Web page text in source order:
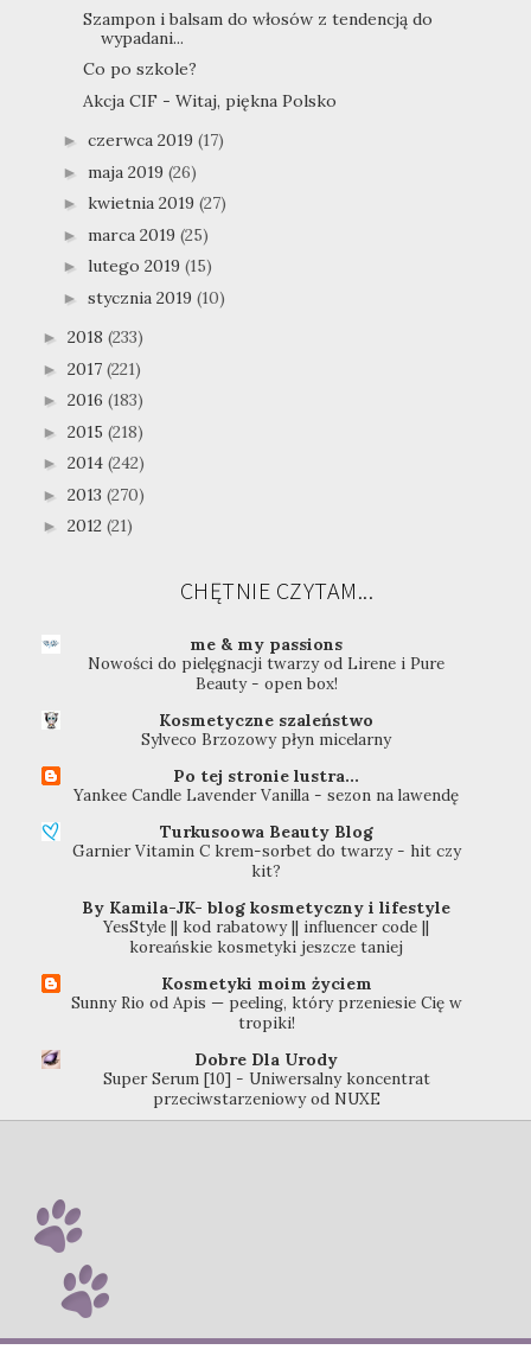
Szampon i balsam do włosów z tendencją do
wypadani...
Co po szkole?
Akcja CIF - Witaj, piękna Polsko
► czerwca 2019 (17)
► maja 2019 (26)
► kwietnia 2019 (27)
► marca 2019 (25)
► lutego 2019 (15)
► stycznia 2019 (10)
► 2018 (233)
► 2017 (221)
► 2016 (183)
► 2015 (218)
► 2014 (242)
► 2013 (270)
► 2012 (21)
CHĘTNIE CZYTAM...
me & my passions
Nowości do pielęgnacji twarzy od Lirene i Pure
Beauty - open box!
Kosmetyczne szaleństwo
Sylveco Brzozowy płyn micelarny
Po tej stronie lustra...
Yankee Candle Lavender Vanilla - sezon na lawendę
Turkusoowa Beauty Blog
Garnier Vitamin C krem-sorbet do twarzy - hit czy
kit?
By Kamila-JK- blog kosmetyczny i lifestyle
YesStyle || kod rabatowy || influencer code ||
koreańskie kosmetyki jeszcze taniej
Kosmetyki moim życiem
Sunny Rio od Apis — peeling, który przeniesie Cię w
tropiki!
Dobre Dla Urody
Super Serum [10] - Uniwersalny koncentrat
przeciwstarzeniowy od NUXE